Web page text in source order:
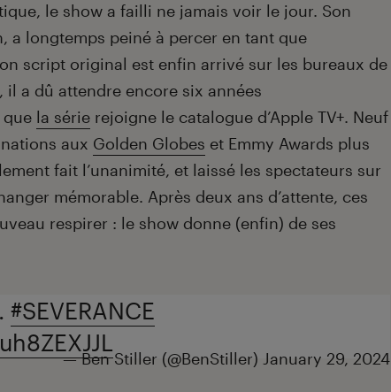
le show a failli ne jamais voir le jour. Son
a longtemps peiné à percer en tant que
script original est enfin arrivé sur les bureaux de
il a dû attendre encore six années
la série rejoigne le catalogue d’Apple TV+. Neuf
aux Golden Globes et Emmy Awards plus
fait l’unanimité, et laissé les spectateurs sur
mémorable. Après deux ans d’attente, ces
respirer : le show donne (enfin) de ses
#SEVERANCE
— Ben Stiller (@BenStiller) January 29, 2024